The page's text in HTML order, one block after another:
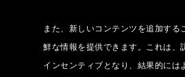
また、新しいコンテンツを追加する
鮮な情報を提供できます。これは、
インセンティブとなり、結果的には